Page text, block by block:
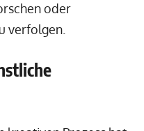
oder
verfolgen.